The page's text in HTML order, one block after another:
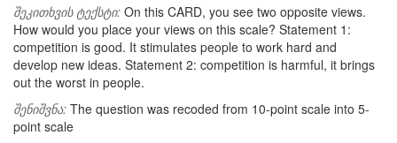
შეკითხვის ტექსტი: On this CARD, you see two opposite views.
How would you place your views on this scale? Statement 1:
competition is good. It stimulates people to work hard and
develop new ideas. Statement 2: competition is harmful, it brings
out the worst in people.
შენიშვნა: The question was recoded from 10-point scale into 5-
point scale